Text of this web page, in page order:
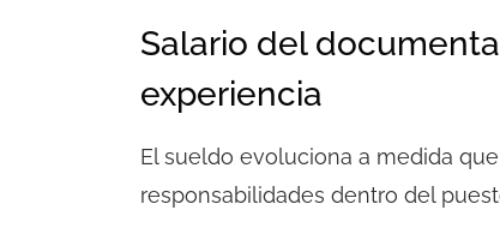
Salario del
experiencia
El sueldo evoluciona a medida
responsabilidades dentro del